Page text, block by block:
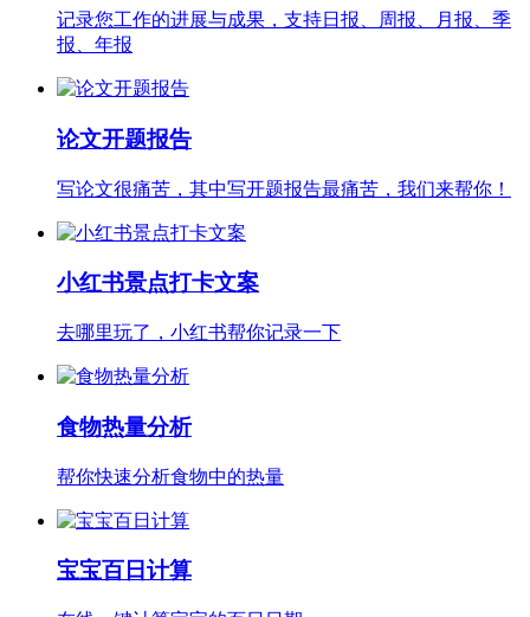
记录您工作的进展与成果，支持日报、周报、月报、季
报、年报
论文开题报告
写论文很痛苦，其中写开题报告最痛苦，我们来帮你！
小红书景点打卡文案
去哪里玩了，小红书帮你记录一下
食物热量分析
帮你快速分析食物中的热量
宝宝百日计算